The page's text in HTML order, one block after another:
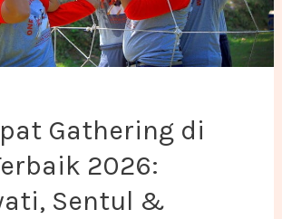
Gathering di
2026:
Sentul &